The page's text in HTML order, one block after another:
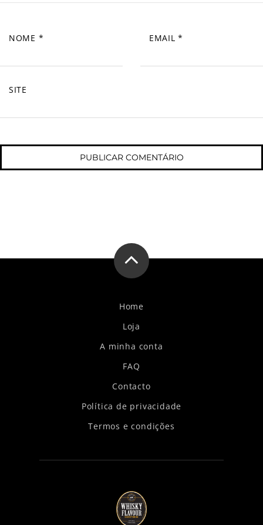
NOME * EMAIL*
SITE
Home
Loja
A minha conta
FAQ
Contacto
Política de privacidade
Termos e condições